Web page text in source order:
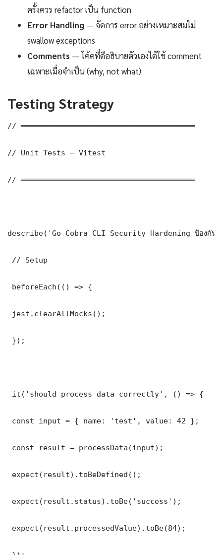
ครั้งควร refactor เป็น function
Error Handling — จัดการ error อย่างเหมาะสมไม่
swallow exceptions
Comments — โค้ดที่ดีอธิบายตัวเองได้ใช้ comment
เฉพาะเมื่อจำเป็น (why, not what)
Testing Strategy
// ═══════════════════════════════════════
// Unit Tests — Vitest
// ═══════════════════════════════════════
describe('Go Cobra CLI Security Hardening ป้อง
// Setup
beforeEach(() => {
jest.clearAllMocks();
});
it('should process data correctly', () => {
const input = { name: 'test', value: 42 };
const result = processData(input);
expect(result).toBeDefined();
expect(result.status).toBe('success');
expect(result.processedValue).toBe(84);